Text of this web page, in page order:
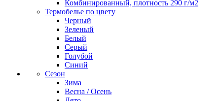
Комбинированный, плотность 290 г/м2
Термобелье по цвету
Черный
Зеленый
Белый
Серый
Голубой
Синий
Сезон
Зима
Весна / Осень